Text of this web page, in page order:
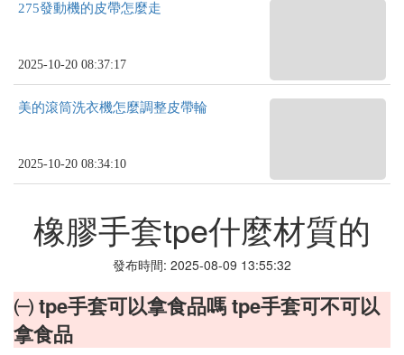
275發動機的皮帶怎麼走
2025-10-20 08:37:17
美的滾筒洗衣機怎麼調整皮帶輪
2025-10-20 08:34:10
橡膠手套tpe什麼材質的
發布時間: 2025-08-09 13:55:32
㈠ tpe手套可以拿食品嗎 tpe手套可不可以
拿食品